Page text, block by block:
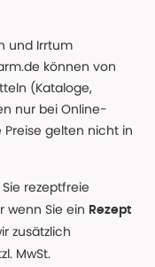
und Irrtum
können von
(Kataloge,
nur bei Online-
Preise gelten nicht in
rezeptfreie
wenn Sie ein Rezept
zusätzlich
MwSt.